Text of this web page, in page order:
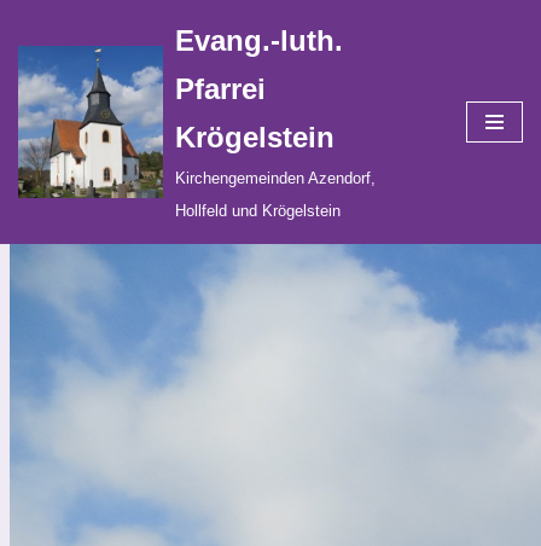
Zum
Inhalt
springen
Evang.-luth.
Pfarrei
Krögelstein
Kirchengemeinden Azendorf,
Hollfeld und Krögelstein